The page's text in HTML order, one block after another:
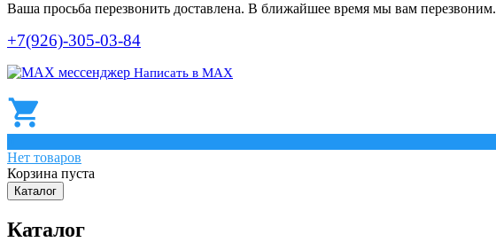
Ваша просьба перезвонить доставлена. В ближайшее время мы вам перезвоним.
+7(926)-305-03-84
Написать в МАХ
Нет товаров
Корзина пуста
Каталог
Каталог